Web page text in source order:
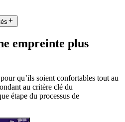
empreinte plus
qu’ils soient confortables tout au
au critère clé du
étape du processus de